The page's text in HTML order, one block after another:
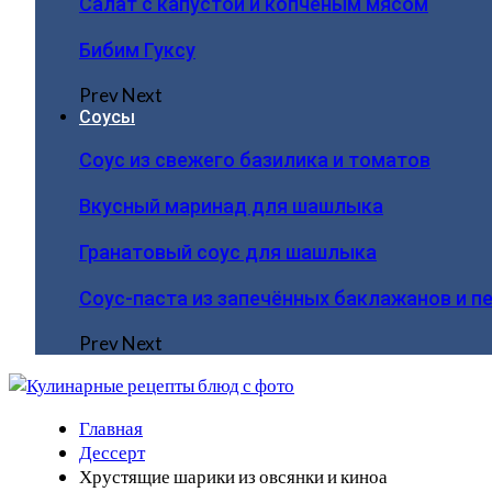
Бибим Гуксу
PrevNext
Соусы
Соус из свежего базилика и томатов
Вкусный маринад для шашлыка
Гранатовый соус для шашлыка
Соус-паста из запечённых баклажанов и
PrevNext
Главная
Дессерт
Хрустящие шарики из овсянки и киноа